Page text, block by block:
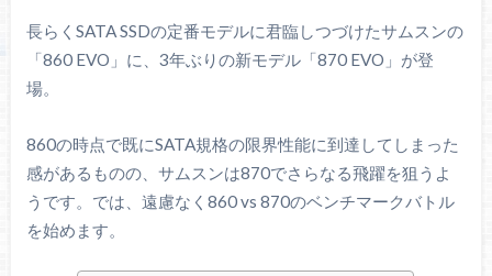
長らくSATA SSDの定番モデルに君臨しつづけたサムスンの
「860 EVO」に、3年ぶりの新モデル「870 EVO」が登
場。
860の時点で既にSATA規格の限界性能に到達してしまった
感があるものの、サムスンは870でさらなる飛躍を狙うよ
うです。では、遠慮なく860 vs 870のベンチマークバトル
を始めます。